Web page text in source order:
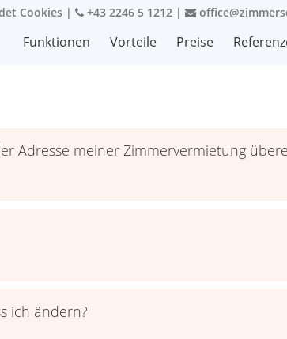
Cookies | +43 2246 5 1212 |
Funktionen Vorteile Preise
Adresse meiner Zimmervermietung
ich ändern?